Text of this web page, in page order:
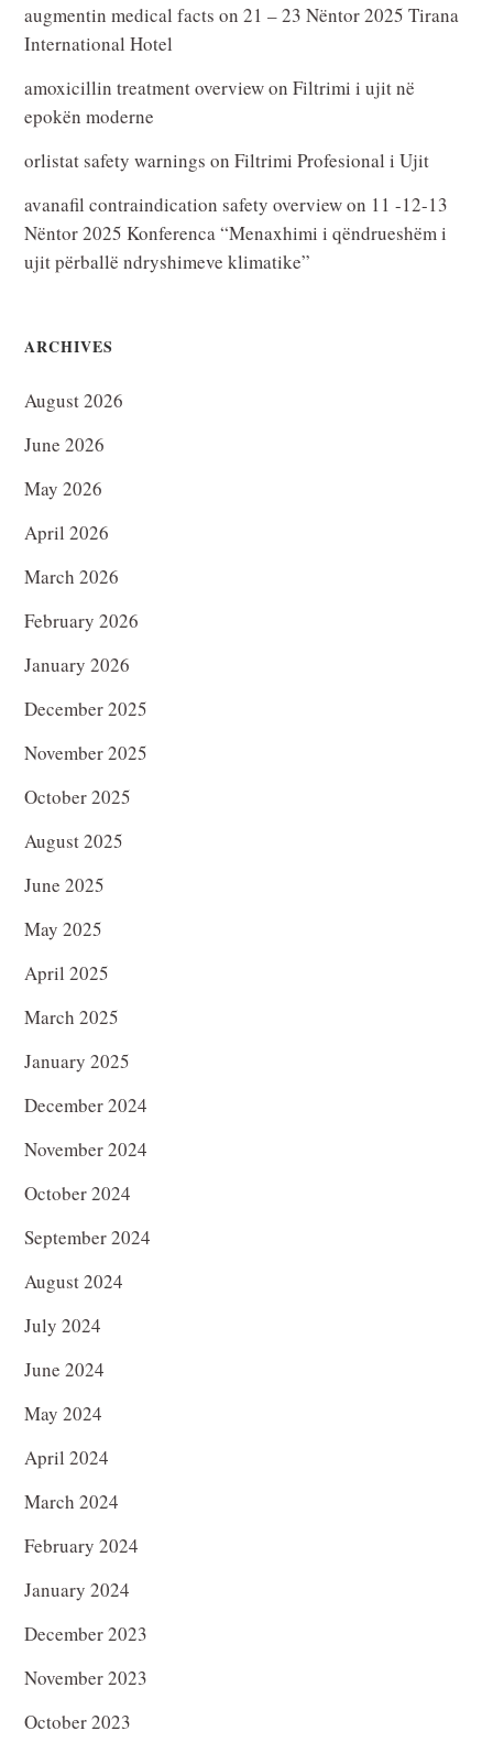
augmentin medical facts on21 – 23 Nëntor 2025 Tirana
International Hotel
amoxicillin treatment overviewonFiltrimi i ujit në
epokën moderne
orlistat safety warnings onFiltrimi Profesional i Ujit
avanafil contraindication safety overviewon 11 -12-13
Nëntor 2025 Konferenca “Menaxhimi i qëndrueshëm i
ujit përballë ndryshimeve klimatike”
ARCHIVES
August 2026
June 2026
May 2026
April 2026
March 2026
February 2026
January 2026
December 2025
November 2025
October 2025
August 2025
June 2025
May 2025
April 2025
March 2025
January 2025
December 2024
November 2024
October 2024
September 2024
August 2024
July 2024
June 2024
May 2024
April 2024
March 2024
February 2024
January 2024
December 2023
November 2023
October 2023